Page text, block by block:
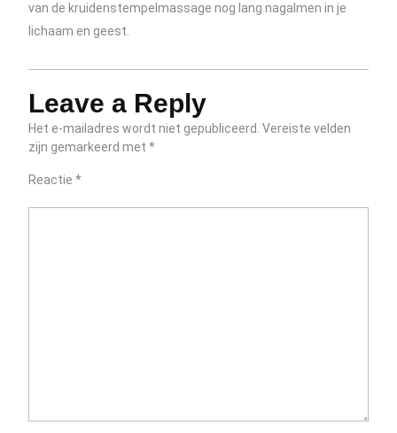
van de kruidenstempelmassage nog lang nagalmen in je
lichaam en geest.
Leave a Reply
Het e-mailadres wordt niet gepubliceerd. Vereiste velden
zijn gemarkeerd met *
Reactie *